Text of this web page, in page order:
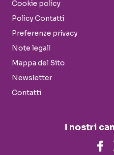
Cookie policy
Policy Contatti
Preferenze privacy
Note legali
Mappa del Sito
Newsletter
Contatti
I nostri